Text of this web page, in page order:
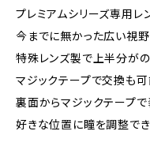
プレミアムシリーズ専用レ
今までに無かった広い視野
特殊レンズ製で上半分がの
マジックテープで交換も可
裏面からマジックテープ
好きな位置に瞳を調整でき